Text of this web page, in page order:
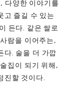
다양한 이야기를
고 즐길 수 있는
든다. 같은 쌀로
람을 이어주는,
다. 술을 더 가깝
집이 되기 위해,
진할 것이다.